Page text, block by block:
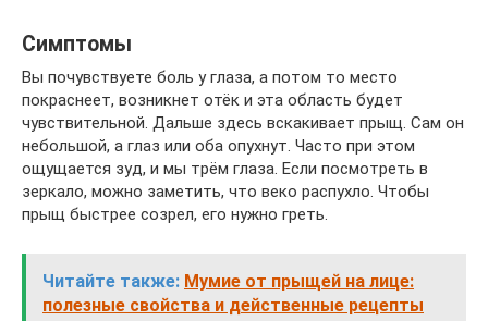
Симптомы
Вы почувствуете боль у глаза, а потом то место
покраснеет, возникнет отёк и эта область будет
чувствительной. Дальше здесь вскакивает прыщ. Сам он
небольшой, а глаз или оба опухнут. Часто при этом
ощущается зуд, и мы трём глаза. Если посмотреть в
зеркало, можно заметить, что веко распухло. Чтобы
прыщ быстрее созрел, его нужно греть.
Читайте также: Мумие от прыщей на лице:
полезные свойства и действенные рецепты